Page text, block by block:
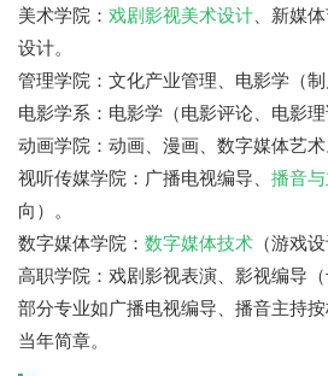
美术学院： 戏剧影视美术设计、新媒
设计。
管理学院：文化产业管理、电影学（制
电影学系：电影学（电影评论、电影理
动画学院：动画、漫画、数字媒体艺术
视听传媒学院：广播电视编导、 播音
向）。
数字媒体学院： 数字媒体技术 （游戏
高职学院：戏剧影视表演、影视编导（
部分专业如广播电视编导、播音主持
当年简章。